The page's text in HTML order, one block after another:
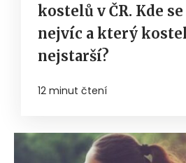
kostelů v ČR. Kde
nejvíc a který
nejstarší?
12 minut čtení